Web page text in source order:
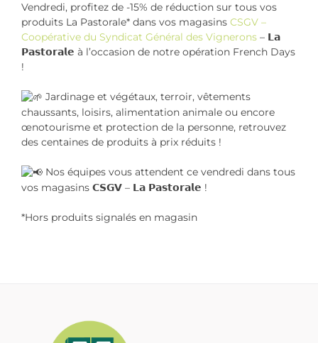
Vendredi, profitez de -15% de réduction sur tous vos
produits La Pastorale* dans vos magasins CSGV –
Coopérative du Syndicat Général des Vignerons – 𝗟𝗮
𝗣𝗮𝘀𝘁𝗼𝗿𝗮𝗹𝗲 à l’occasion de notre opération French Days
!
Jardinage et végétaux, terroir, vêtements
chaussants, loisirs, alimentation animale ou encore
œnotourisme et protection de la personne, retrouvez
des centaines de produits à prix réduits !
Nos équipes vous attendent ce vendredi dans tous
vos magasins 𝗖𝗦𝗚𝗩 – 𝗟𝗮 𝗣𝗮𝘀𝘁𝗼𝗿𝗮𝗹𝗲 !
*Hors produits signalés en magasin